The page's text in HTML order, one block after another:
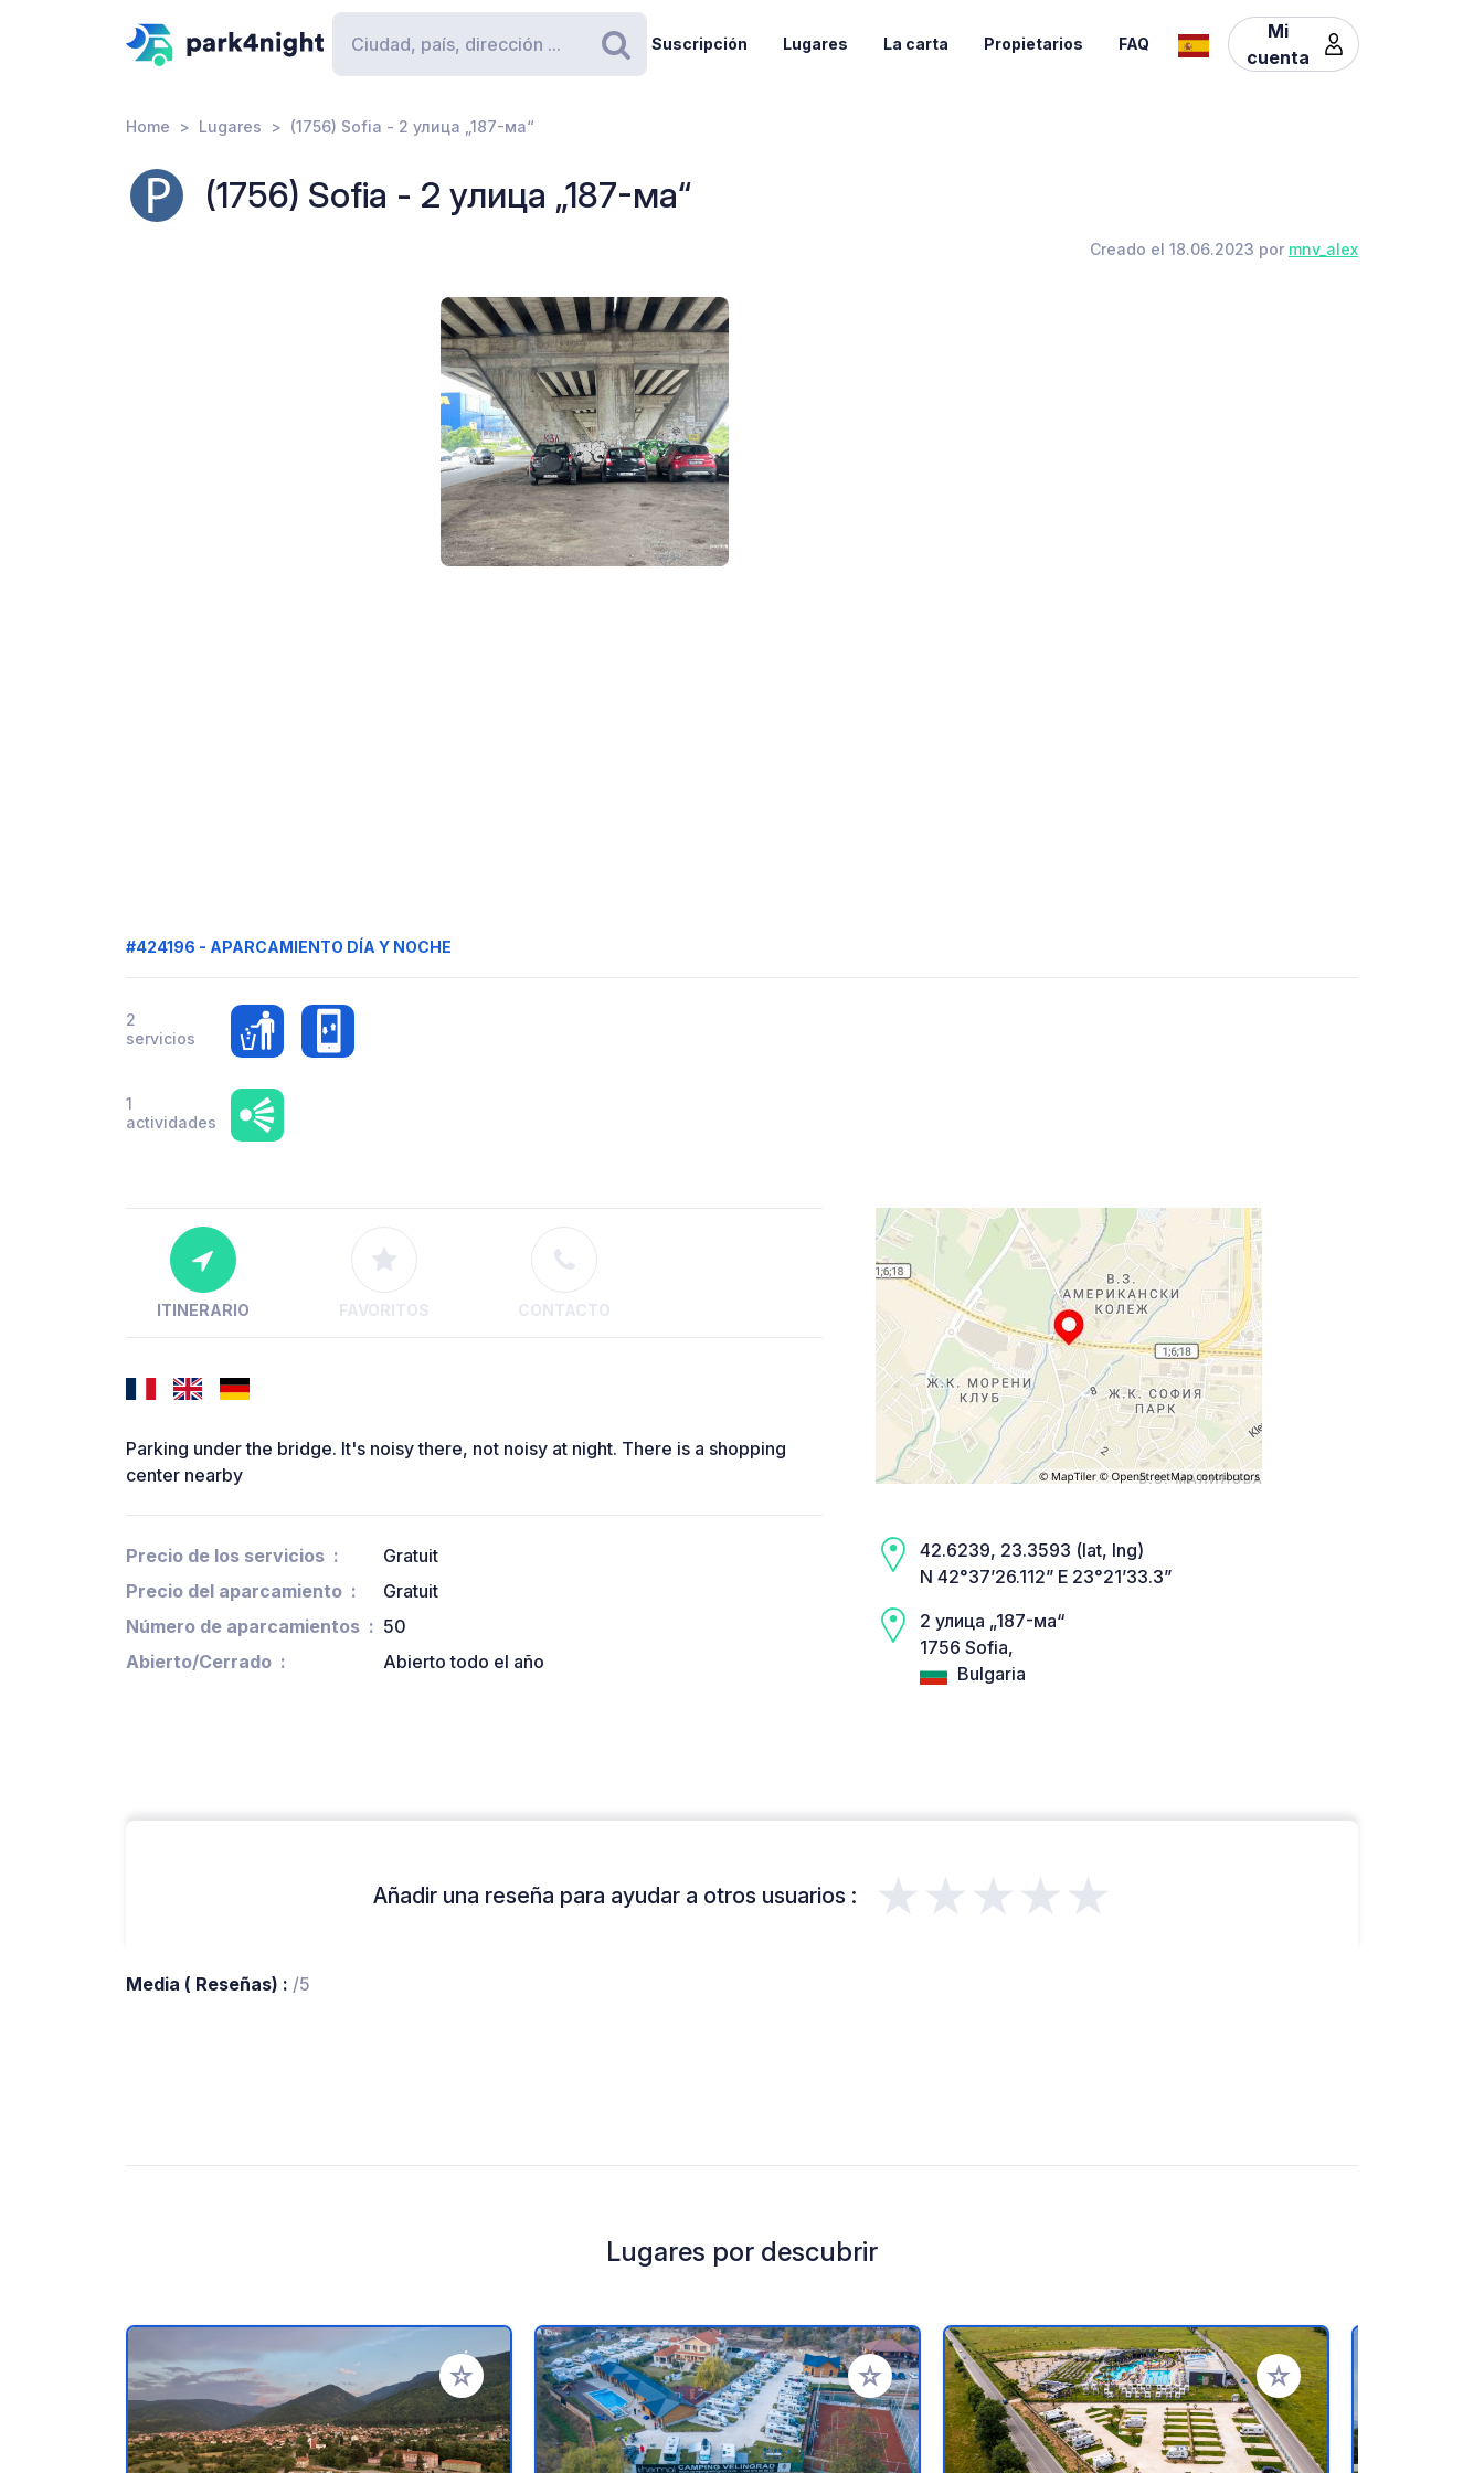
Buscar
Suscripción Lugares La carta Propietarios FAQ
Mi
cuenta
Home Lugares (1756) Sofia - 2 улица „187-ма“
(1756) Sofia - 2 улица „187-ма“
Creado el 18.06.2023 por mnv_alex
#424196 - APARCAMIENTO DÍA Y NOCHE
2
servicios
1
actividades
ITINERARIO FAVORITOS CONTACTO
Parking under the bridge. It's noisy there, not noisy at night. There is a shopping
center nearby
Precio de los servicios
Gratuit
Precio del aparcamiento
Gratuit
Número de aparcamientos
50
Abierto/Cerrado
Abierto todo el año
42.6239, 23.3593 (lat, lng)
N 42°37’26.112” E 23°21’33.3”
2 улица „187-ма“
1756 Sofia,
Bulgaria
Añadir una reseña para ayudar a otros usuarios : ★★★★★
Media ( Reseñas) : /5
Lugares por descubrir
Añadir a tus favoritos Añadir a tus favoritos Añadir a tus favoritos